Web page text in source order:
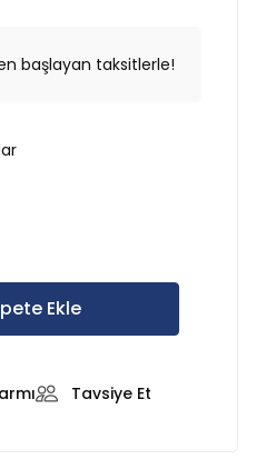
başlayan taksitlerle!
Ekle
Tavsiye Et